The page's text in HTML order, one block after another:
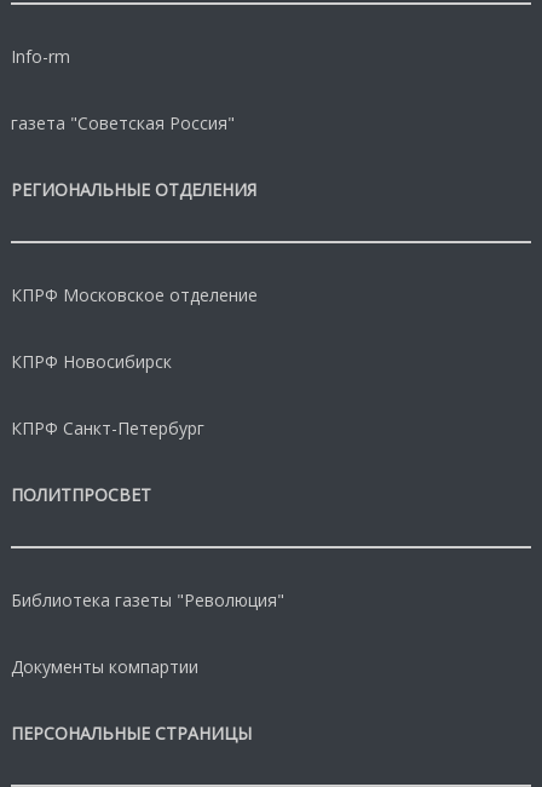
Info-rm
газета "Советская Россия"
РЕГИОНАЛЬНЫЕ ОТДЕЛЕНИЯ
КПРФ Московское отделение
КПРФ Новосибирск
КПРФ Санкт-Петербург
ПОЛИТПРОСВЕТ
Библиотека газеты "Революция"
Документы компартии
ПЕРСОНАЛЬНЫЕ СТРАНИЦЫ